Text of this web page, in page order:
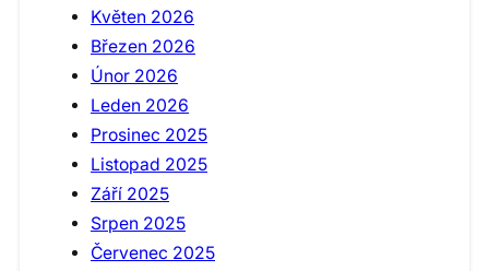
Květen 2026
Březen 2026
Únor 2026
Leden 2026
Prosinec 2025
Listopad 2025
Září 2025
Srpen 2025
Červenec 2025